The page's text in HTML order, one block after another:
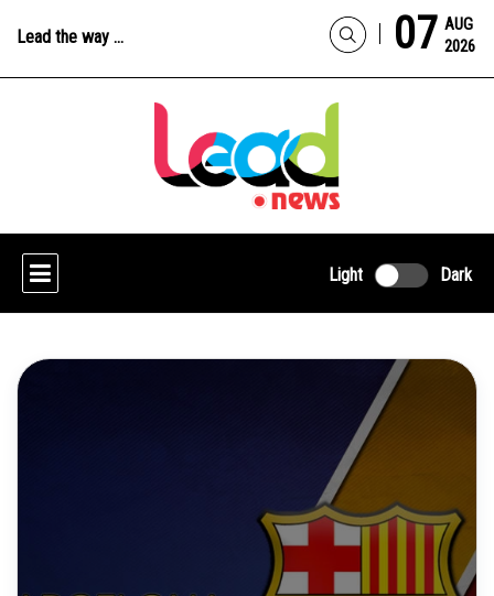
Lead the way ... 07 2026
AUG
Light Dark